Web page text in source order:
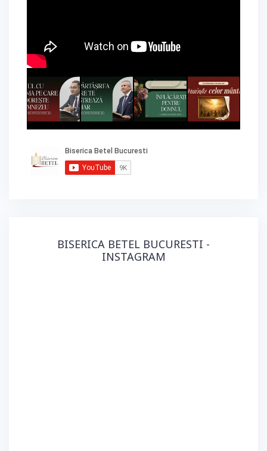
BISERICA BETEL BUCURESTI -
INSTAGRAM